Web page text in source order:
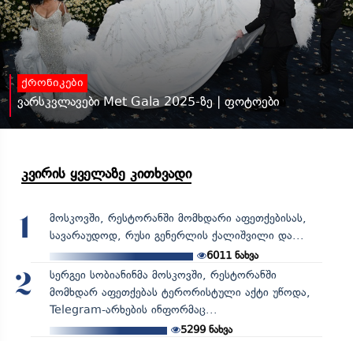
ქრონიკები
ვარსკვლავები Met Gala 2025-ზე | ფოტოები
კვირის ყველაზე კითხვადი
1
მოსკოვში, რესტორანში მომხდარი აფეთქებისას,
სავარაუდოდ, რუსი გენერლის ქალიშვილი და...
6011 ნახვა
2
სერგეი სობიანინმა მოსკოვში, რესტორანში
მომხდარ აფეთქებას ტერორისტული აქტი უწოდა,
Telegram-არხების ინფორმაც...
5299ნახვა